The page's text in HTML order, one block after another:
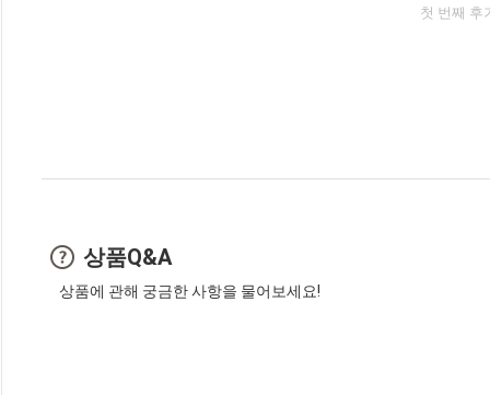
첫 번째 후
상품Q&A
상품에 관해 궁금한 사항을 물어보세요!